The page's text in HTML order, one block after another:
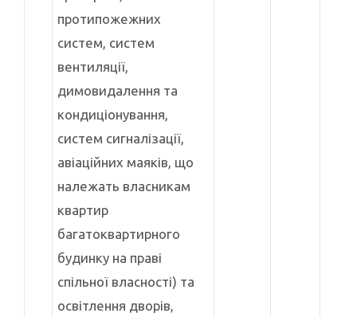
протипожежних
систем, систем
вентиляції,
димовидалення та
кондиціонування,
систем сигналізації,
авіаційних маяків, що
належать власникам
квартир
багатоквартирного
будинку на праві
спільної власності) та
освітлення дворів,